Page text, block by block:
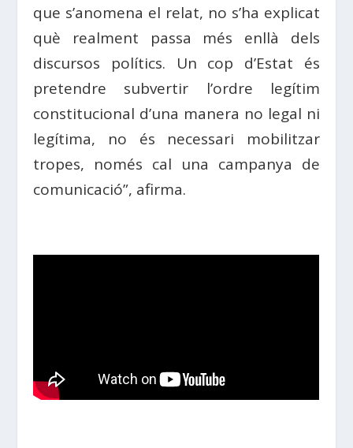
que s’anomena el relat, no s’ha explicat
què realment passa més enllà dels
discursos polítics. Un cop d’Estat és
pretendre subvertir l’ordre legítim
constitucional d’una manera no legal ni
legítima, no és necessari mobilitzar
tropes, només cal una campanya de
comunicació”, afirma.